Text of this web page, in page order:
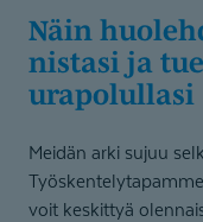
Näin huolehdimme työhyvinvoin­
nistasi ja
urapolullasi
Meidän arki sujuu
voit keskittyä